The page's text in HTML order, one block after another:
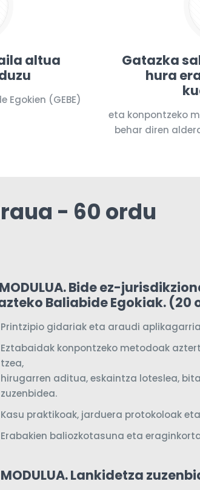
altua
Egokien (GEBE)
Gatazka
hura
eta konpontzeko
behar diren
- 60 ordu
Bide ez-
Baliabide Egokiak. (20
Printzipio gidariaketa araudi
Eztabaidak konpontzeko metodoak
tzea,
hirugarren aditua,eskaintza loteslea,
zuzenbidea.
Kasu praktikoak, jarduera protokoloaketa
Erabakien baliozkotasuna eta
MODULUA. Lankidetza